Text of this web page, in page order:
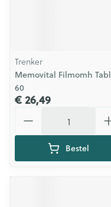
Trenker
Memovital Filmomh Tabl
60
€ 26,49
Bestel